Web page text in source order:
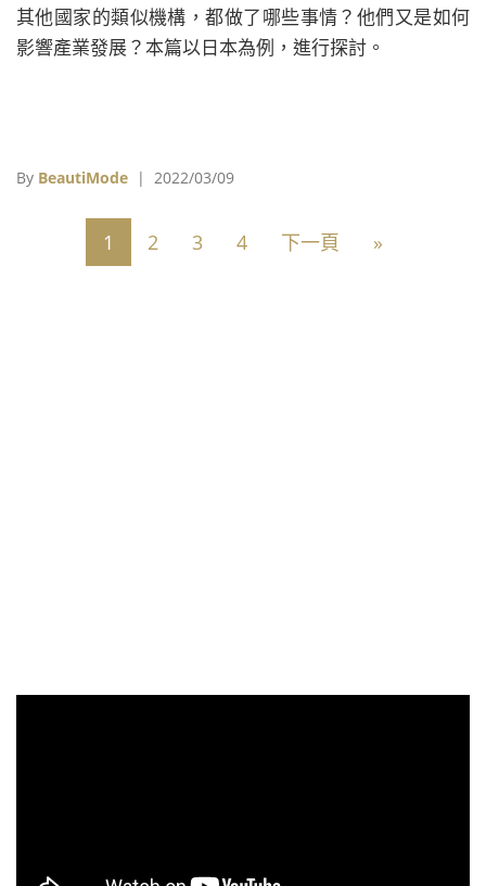
其他國家的類似機構，都做了哪些事情？他們又是如何
影響產業發展？本篇以日本為例，進行探討。
By BeautiMode | 2022/03/09
1 2 3 4 下一頁 »